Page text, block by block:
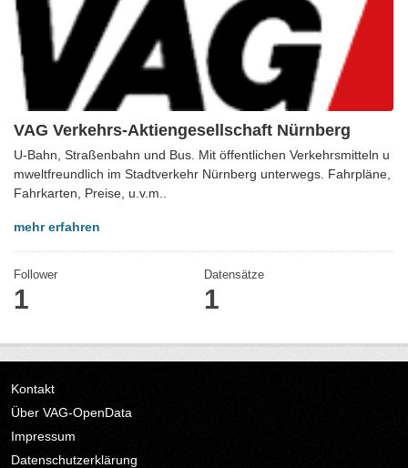
VAG Verkehrs-Aktiengesellschaft Nürnberg
U-Bahn, Straßenbahn und Bus. Mit öffentlichen Verkehrsmitteln u
mweltfreundlich im Stadtverkehr Nürnberg unterwegs. Fahrpläne,
Fahrkarten, Preise, u.v.m..
mehr erfahren
Follower
1
Datensätze
1
Kontakt
Über VAG-OpenData
Impressum
Datenschutzerklärung